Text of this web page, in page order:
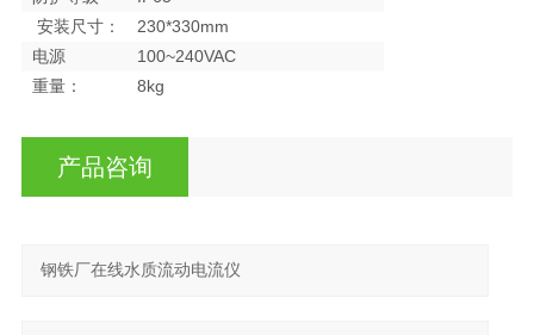
安装尺寸：
230*330mm
电源
100~240VAC
重量：
8kg
产品咨询